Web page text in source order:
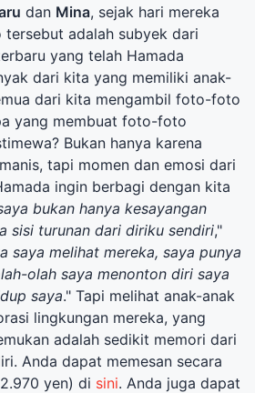
dan Mina, sejak hari mereka
adalah subyek dari
yang telah Hamada
dari kita yang memiliki anak-
dari kita mengambil foto-foto
yang membuat foto-foto
Bukan hanya karena
tapi momen dan emosi dari
ingin berbagi dengan kita
bukan hanya kesayangan
sisi turunan dari diriku sendiri,"
saya melihat mereka, saya punya
olah saya menonton diri saya
saya." Tapi melihat anak-anak
lingkungan mereka, yang
adalah sedikit memori dari
Anda dapat memesan secara
yen) di sini. Anda juga dapat